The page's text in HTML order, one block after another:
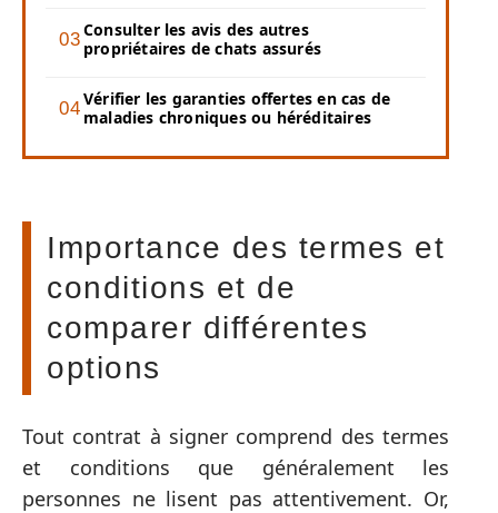
Consulter les avis des autres
propriétaires de chats assurés
Vérifier les garanties offertes en cas de
maladies chroniques ou héréditaires
Importance des termes et
conditions et de
comparer différentes
options
Tout contrat à signer comprend des termes
et conditions que généralement les
personnes ne lisent pas attentivement. Or,